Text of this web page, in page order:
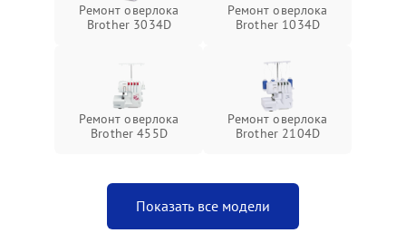
Ремонт оверлока
Brother 3034D
Ремонт оверлока
Brother 1034D
Ремонт оверлока
Brother 455D
Ремонт оверлока
Brother 2104D
Показать все модели